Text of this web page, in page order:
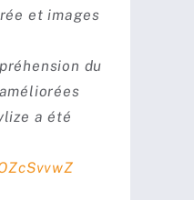
et images
du
a été